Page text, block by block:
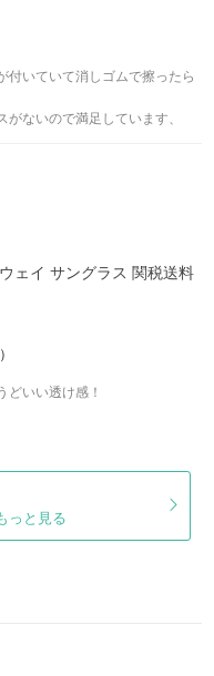
付いていて消しゴムで擦ったら
ないので満足しています、
ェイ サングラス 関税送料
どいい透け感！
っと見る